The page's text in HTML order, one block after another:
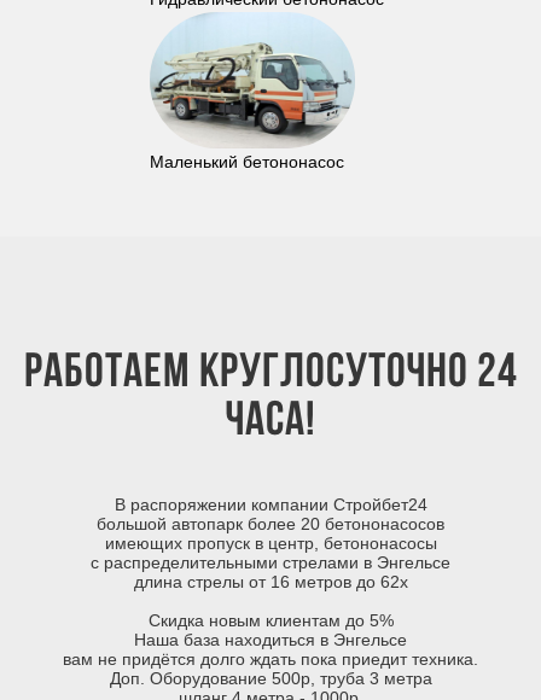
Маленький бетононасос
Работаем круглосуточно 24
часа!
В распоряжении компании Стройбет24
большой автопарк более 20 бетононасосов
имеющих пропуск в центр, бетононасосы
с распределительными стрелами в Энгельсе
длина стрелы от 16 метров до 62х
Скидка новым клиентам до 5%
Наша база находиться в Энгельсе
вам не придётся долго ждать пока приедит техника.
Доп. Оборудование 500р, труба 3 метра